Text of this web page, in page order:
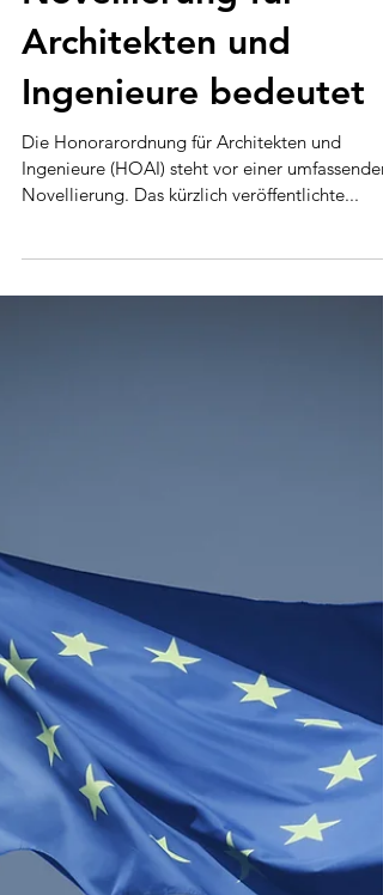
HOAI: Was die neue
Novellierung für
Architekten und
Ingenieure bedeutet
Ingenieure (HOAI) steht vor einer umfassenden